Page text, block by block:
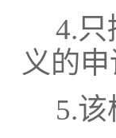
4.
义的
5.